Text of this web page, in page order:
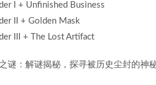
I + Unfinished Business
II + Golden Mask
III + The Lost Artifact
谜：解谜揭秘，探寻被历史尘封的神